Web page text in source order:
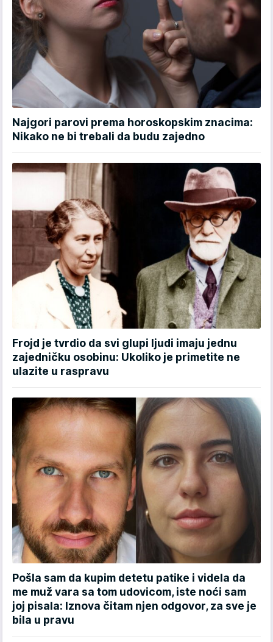
Najgori parovi prema horoskopskim znacima:
Nikako ne bi trebali da budu zajedno
Frojd je tvrdio da svi glupi ljudi imaju jednu
zajedničku osobinu: Ukoliko je primetite ne
ulazite u raspravu
Pošla sam da kupim detetu patike i videla da
me muž vara sa tom udovicom, iste noći sam
joj pisala: Iznova čitam njen odgovor, za sve je
bila u pravu